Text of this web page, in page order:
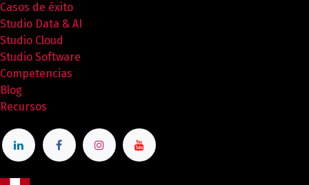
Casos de éxito
Studio Data & AI
Studio Cloud
Studio Software
Competencias
Blog
Recursos